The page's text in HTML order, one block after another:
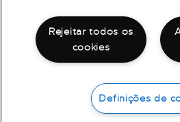
2026Todos os
Rejeitar todos os
cookies
Definições de